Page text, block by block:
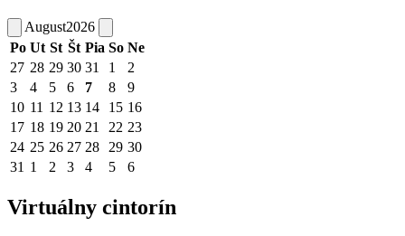
August2026
Po Ut St Št Pia So Ne
27 28 29 30 31 1
2
3
4 5 6 7 8
9
10 11 12 13 14 15 16
17 18 19 20 21 22 23
24 25 26 27 28 29 30
31 1 2 3 4 5 6
Virtuálny cintorín